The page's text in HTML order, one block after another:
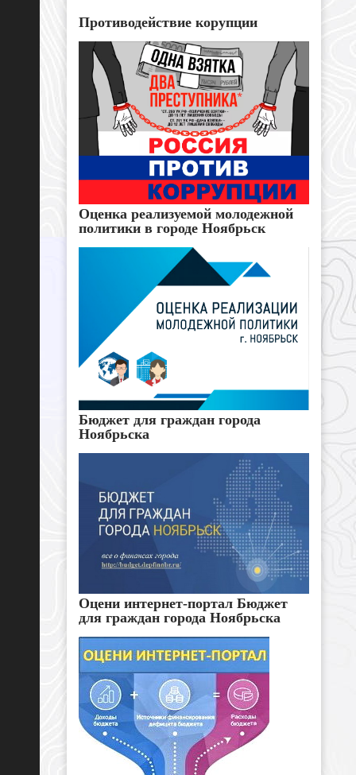
Противодействие корупции
Оценка реализуемой молодежной
политики в городе Ноябрьск
Бюджет для граждан города
Ноябрьска
Оцени интернет-портал Бюджет
для граждан города Ноябрьска